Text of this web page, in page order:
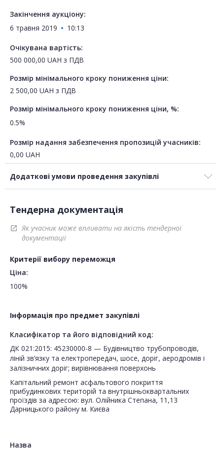
Закінчення аукціону:
6 травня 2019
10:13
Очікувана вартість:
500 000,00 UAH з ПДВ
Розмір мінімального кроку пониження ціни:
2 500,00 UAH з ПДВ
Розмір мінімального кроку пониження ціни, %:
0.5%
Розмір надання забезпечення пропозицій учасників:
0,00 UAH
Додаткові умови проведення закупівлі
Тендерна документація
open_in_new
Як учасник може впливати на якість тендерної
документації
Критерії вибору переможця
Ціна:
100%
Інформація про предмет закупівлі
Класифікатор та його відповідний код:
ДК 021:2015: 45230000-8 — Будівництво трубопроводів,
ліній зв’язку та електропередач, шосе, доріг, аеродромів і
залізничних доріг; вирівнювання поверхонь
Капітальний ремонт асфальтового покриття
прибудинкових територій та внутрішньоквартальних
проїздів за адресою: вул. Олійника Степана, 11,13
Дарницького району м. Києва
Назва